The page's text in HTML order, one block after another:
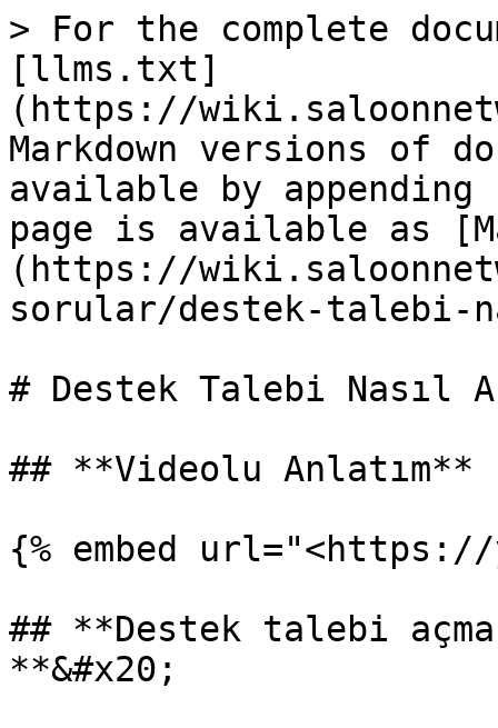
> For the complete
[llms.txt]
(https://
Markdown versions of
available by
page is available as
(https://
sorular/destek-
# Destek Talebi Nasıl
## **Videolu Anlatım**
{% embed url="<https://
## **Destek talebi
**&#x20;